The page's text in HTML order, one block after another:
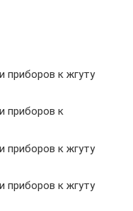
приборов к жгуту
приборов к
приборов к жгуту
приборов к жгуту